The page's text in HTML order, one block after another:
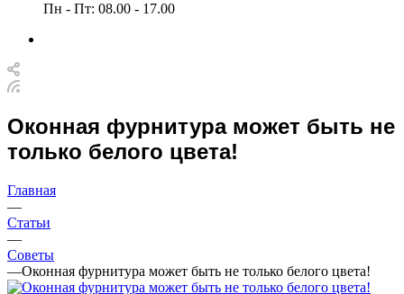
Пн - Пт: 08.00 - 17.00
Оконная фурнитура может быть не
только белого цвета!
Главная
—
Статьи
—
Советы
—Оконная фурнитура может быть не только белого цвета!